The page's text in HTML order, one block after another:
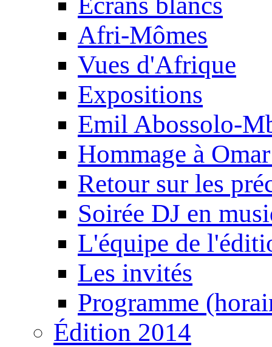
Afri-Mômes
Vues d'Afrique
Expositions
Emil Abossolo-
Hommage à
Retour sur les
Soirée DJ en
L'équipe de
Les invités
Programme
Édition 2014